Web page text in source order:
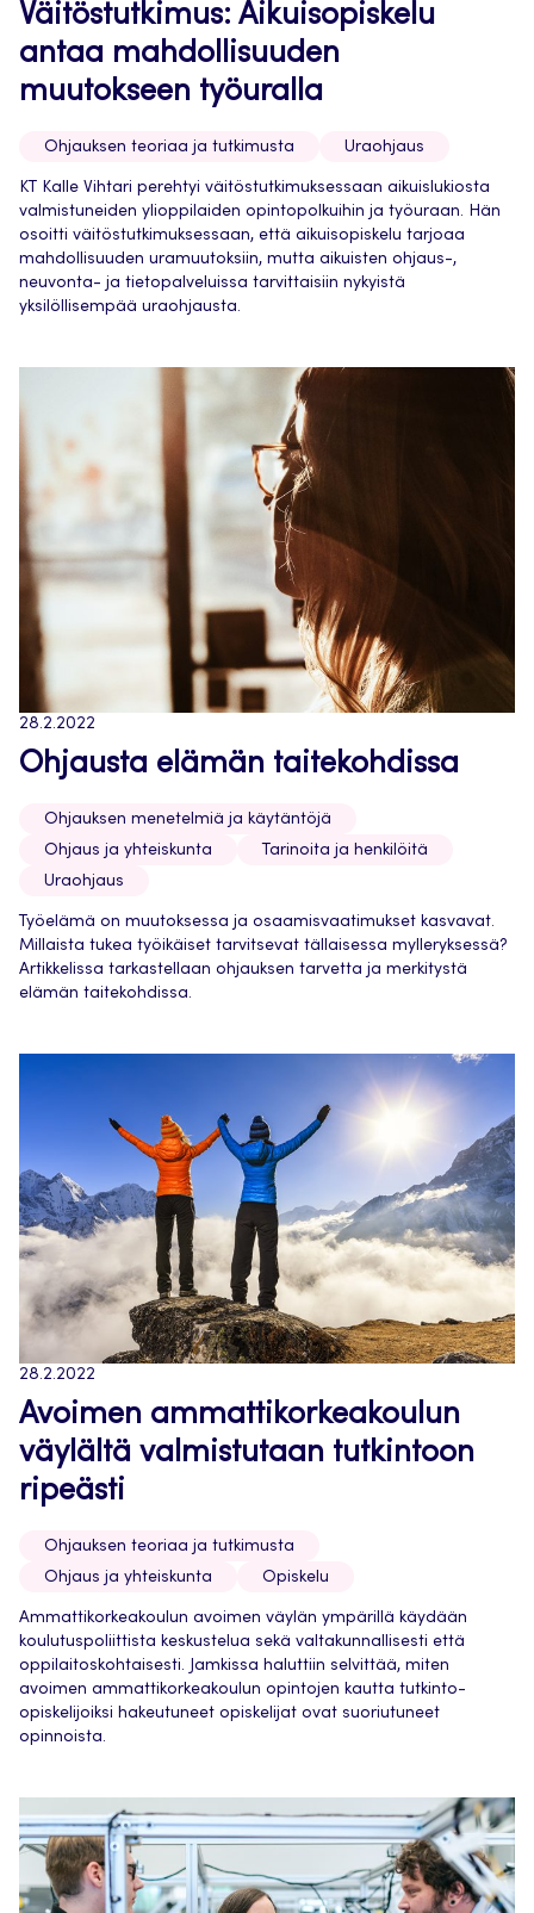
Väitöstutkimus: Aikuisopiskelu
antaa mahdollisuuden
muutokseen työuralla
Ohjauksen teoriaa ja tutkimusta Uraohjaus
KT Kalle Vihtari perehtyi väitöstutkimuksessaan aikuislukiosta
valmistuneiden ylioppilaiden opintopolkuihin ja työuraan. Hän
osoitti väitöstutkimuksessaan, että aikuisopiskelu tarjoaa
mahdollisuuden uramuutoksiin, mutta aikuisten ohjaus-,
neuvonta- ja tietopalveluissa tarvittaisiin nykyistä
yksilöllisempää uraohjausta.
28.2.2022
Ohjausta elämän taitekohdissa
Ohjauksen menetelmiä ja käytäntöjä
Ohjaus ja yhteiskunta
Tarinoita ja henkilöitä
Uraohjaus
Työelämä on muutoksessa ja osaamisvaatimukset kasvavat.
Millaista tukea työikäiset tarvitsevat tällaisessa mylleryksessä?
Artikkelissa tarkastellaan ohjauksen tarvetta ja merkitystä
elämän taitekohdissa.
28.2.2022
Avoimen ammattikorkeakoulun
väylältä valmistutaan tutkintoon
ripeästi
Ohjauksen teoriaa ja tutkimusta
Ohjaus ja yhteiskunta
Opiskelu
Ammattikorkeakoulun avoimen väylän ympärillä käydään
koulutuspoliittista keskustelua sekä valtakunnallisesti että
oppilaitoskohtaisesti. Jamkissa haluttiin selvittää, miten
avoimen ammattikorkeakoulun opintojen kautta tutkinto-
opiskelijoiksi hakeutuneet opiskelijat ovat suoriutuneet
opinnoista.